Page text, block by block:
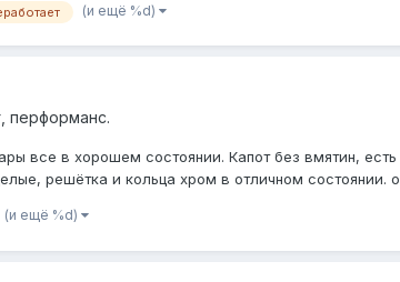
(и ещё %d)
перформанс.
все в хорошем состоянии. Капот без вмятин,
решётка и кольца хром в отличном
(и ещё %d)